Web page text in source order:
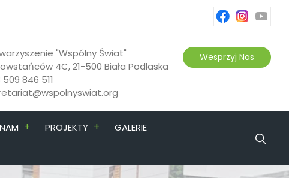
ins
"Wspólny Świat"
4C, 21-500 Biała Podlaska
846 511
Wesprzyj Nas
+ PROJEKTY +
GALERIE